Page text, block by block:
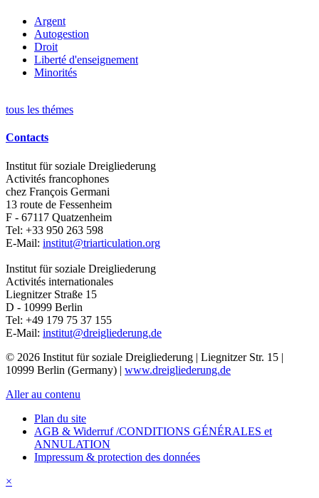
Argent
Autogestion
Droit
Liberté d'enseignement
Minorités
tous les thémes
Contacts
Institut für soziale Dreigliederung
Activités francophones
chez François Germani
13 route de Fessenheim
F - 67117 Quatzenheim
Tel: +33 950 263 598
E-Mail: institut@triarticulation.org
Institut für soziale Dreigliederung
Activités internationales
Liegnitzer Straße 15
D - 10999 Berlin
Tel: +49 179 75 37 155
E-Mail: institut@dreigliederung.de
© 2026 Institut für soziale Dreigliederung | Liegnitzer Str. 15 |
10999 Berlin (Germany) | www.dreigliederung.de
Aller au contenu
Plan du site
AGB & Widerruf /CONDITIONS GÉNÉRALES et
ANNULATION
Impressum & protection des données
×